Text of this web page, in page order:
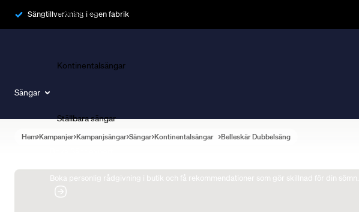
Sängtillverkning i egen fabrik
Sängar
Ramsängar
Kontinentalsängar
Ställbara sängar
Boka personlig rådgivning i butik och få rekommendationer som gör skillnad för din sömn.
Hem Kampanjer Kampanjsängar Sängar Kontinentalsängar Belleskär Dubbelsäng